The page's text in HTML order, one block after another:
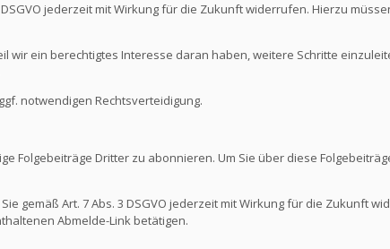
jederzeit mit Wirkung für die Zukunft widerrufen. Hierzu
wir ein berechtigtes Interesse daran haben, weitere Schritte
notwendigen Rechtsverteidigung.
Dritter zu abonnieren. Um Sie über diese
gemäß Art. 7 Abs. 3 DSGVO jederzeit mit Wirkung für die Zukunft
Abmelde-Link betätigen.